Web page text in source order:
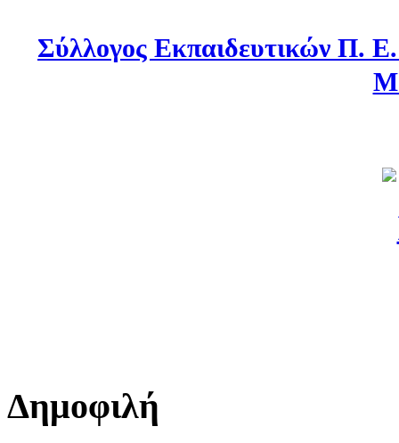
Σύλλογος Εκπαιδευτικών Π.
Δημοφιλή